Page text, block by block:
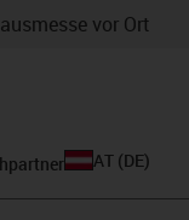
vor Ort
AT (DE)